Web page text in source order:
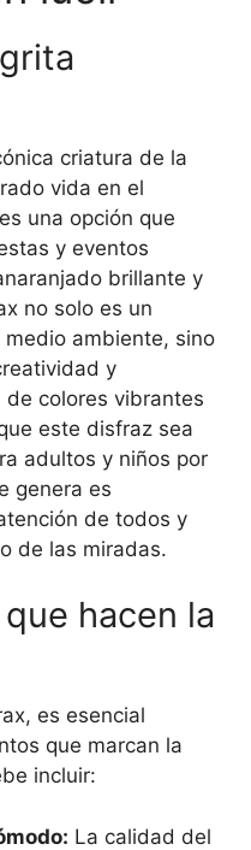
criatura de la
vida en el
una opción que
y eventos
brillante y
no solo es un
ambiente, sino
y
colores vibrantes
este disfraz sea
adultos y niños por
genera es
de todos y
de las miradas.
hacen la
es esencial
que marcan la
incluir:
La calidad del